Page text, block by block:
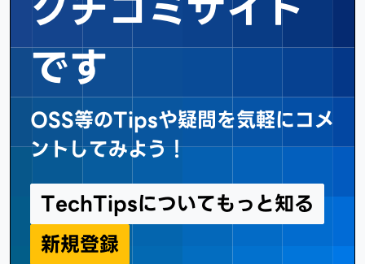
です
OSS等のTipsや疑問を気軽にコメ
ントしてみよう！
TechTipsについてもっと知る
新規登録